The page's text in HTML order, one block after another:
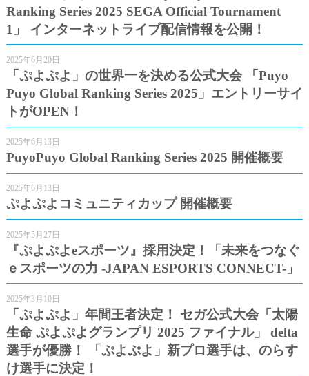
Ranking Series 2025 SEGA Official Tournament
1」 インターネットライブ配信情報を公開！
2025年6月20日
「ぷよぷよ」の世界一を決める公式大会 「Puyo
Puyo Global Ranking Series 2025」エントリーサイ
トがOPEN！
2025年6月13日
PuyoPuyo Global Ranking Series 2025 開催概要
2025年6月13日
ぷよぷよコミュニティカップ 開催概要
2025年5月27日
『ぷよぷよeスポーツ』採用決定！「未来をつなぐ
ｅスポーツの力 -JAPAN ESPORTS CONNECT-」
2025年3月10日
「ぷよぷよ」年間王者決定！ セガ公式大会「太陽
生命 ぷよぷよグランプリ 2025 ファイナル」 delta
選手が優勝！ 「ぷよぷよ」新プロ選手は、のらす
け選手に決定！